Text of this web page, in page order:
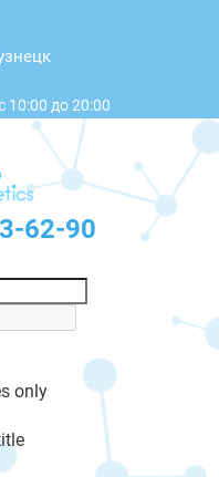
10:00 до 20:00
62-90
only